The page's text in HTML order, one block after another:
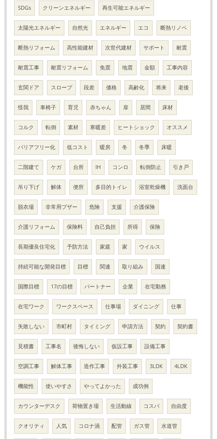
SDGs クリーンエネルギー 再生可能エネルギー
太陽光エネルギー 自然光 エネルギー エコ 断熱リノベ
断熱リフォーム 高性能建材 次世代建材 サポート 耐震
耐震工事 耐震リフォーム 免震 地震 金額 工事内容
玄関ドア スロープ 段差 価格 高齢化 将来 老後
怪我 車椅子 育児 赤ちゃん 扉 居間 床材
コルク 転倒 素材 寒暖差 ヒートショック オススメ
バリアフリー化 低コスト 暖房 冬 冬季 床暖
二階建て ケガ 台所 IH コンロ 転倒防止 引き戸
吊り下げ 解体 便所 多目的トイレ 浴室乾燥機 洗面台
脱衣場 非常用ブザー 危険 支援 介護保険
介護リフォーム 保険料 自己負担 所得 保険
長期優良住宅化 予防方法 家庭 家 ウイルス
持続可能な開発目標 目標 関連 取り組み 国連
国際目標 17の目標 パートナー 企業 在宅勤務
在宅ワーク ワークスペース 仕事場 ダイニング 仕事
失敗しない 市町村 タイミング 申請方法 契約 契約書
見積書 工事名 後悔しない 仮設工事 設備工事
空調工事 解体工事 造作工事 外装工事 3LDK 4LDK
機能性 使いやすさ やってよかった 成功例
カウンターデスク 荷物置き場 生活動線 コスパ 自由度
クオリティ 人気 コロナ渦 配管 ガス管 水道管